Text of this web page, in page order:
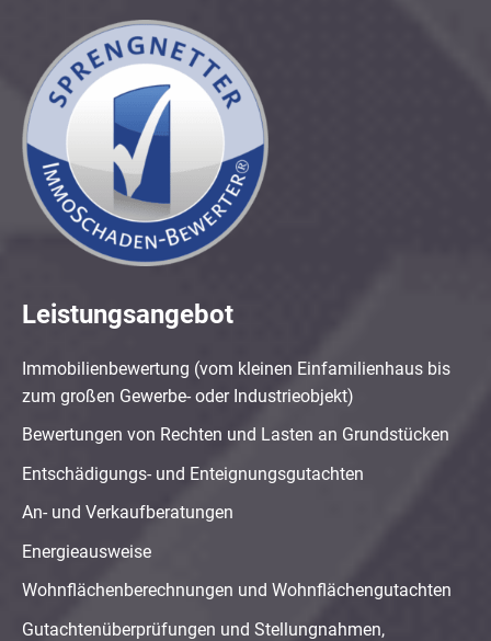
Leistungsangebot
Immobilienbewertung (vom kleinen Einfamilienhaus bis
zum großen Gewerbe- oder Industrieobjekt)
Bewertungen von Rechten und Lasten an Grundstücken
Entschädigungs- und Enteignungsgutachten
An- und Verkaufberatungen
Energieausweise
Wohnflächenberechnungen und Wohnflächengutachten
Gutachtenüberprüfungen und Stellungnahmen,